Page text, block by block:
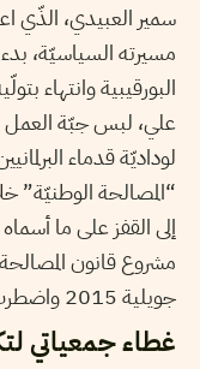
سمير العبيدي، الذّي
مسيرته السياسيّة،
البورقيبية وانتهاء
علي، لبس جبّة العمل
لوداديّة قدماء
“المصالحة الوطنيّة”
إلى القفز على ما
مشروع قانون
جويلية 2015 واضطرت لتأجيله بعد موجة الرفض الشعبية.
غطاء جمعياتي